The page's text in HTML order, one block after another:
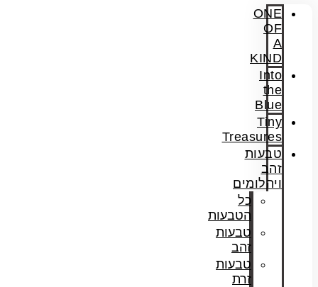
ONE
OF
A
KIND
Into
the
Blue
Tiny
Treasures
טבעות
זהב
ויהלומים
כל
הטבעות
טבעות
זהב
טבעות
זרת